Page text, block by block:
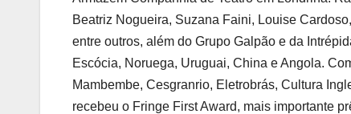
Beatriz Nogueira, Suzana Faini, Louise
entre outros, além do Grupo Galpão e da
Escócia, Noruega, Uruguai, China e Angola.
Mambembe, Cesgranrio, Eletrobrás, Cultura
recebeu o Fringe First Award, mais importante